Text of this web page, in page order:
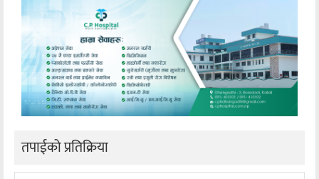
तपाईको प्रतिक्रिया